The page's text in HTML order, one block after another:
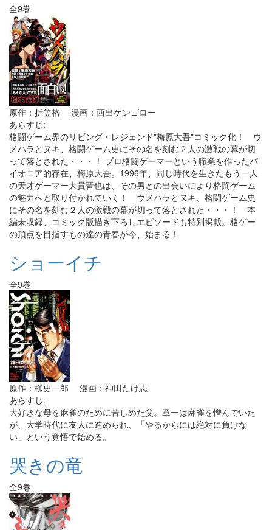
全9巻
原作：折笠格 漫画：西出ケンゴロー
あらすじ:
格闘ゲーム界のリビング・レジェンド"梅原大吾"コミック化！ ウ
メハラとヌキ、格闘ゲーム史にその名を刻む２人の激戦の幕が切
って落とされた・・・！ プロ格闘ゲーマーという職業を作ったパ
イオニア的存在、梅原大吾。1996年、同じ時代を生きたもう一人
の天才ゲーマー大貫晋也は、その男との出会いにより格闘ゲーム
の魅力へと取り付かれていく！ ウメハラとヌキ、格闘ゲーム史
にその名を刻む２人の激戦の幕が切って落とされた・・・！ 本
編未収録、コミック版描き下ろしエピソードも特別掲載。格ゲー
の頂点を目指すもの達の青春が今、始まる！
ショーイチ
全9巻
原作：柳史一郎 漫画：神田たけ志
あらすじ:
大好きな母を麻雀のために苦しめた父。章一は麻雀を憎んでいた
が、大学時代に友人に進められ、「やるからには絶対に負けな
い」という覚悟で始める。
哭きの竜
全9巻